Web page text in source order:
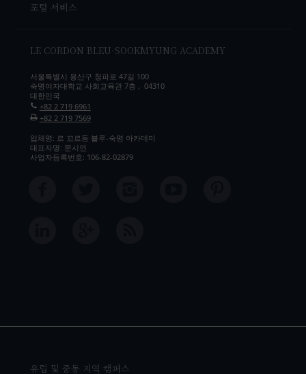
포털 서비스
LE CORDON BLEU-SOOKMYUNG ACADEMY
서울특별시 용산구 청파로 47길 100
숙명여자대학교 사회교육관 7층 , 04310
대한민국
+82 2 719 6961
+82 2 719 7569
업체명: 르 꼬르동 블루-숙명 아카데미
대표자명: 문시연
사업자등록번호: 106-82-02879
유럽 및 중동 지역 캠퍼스